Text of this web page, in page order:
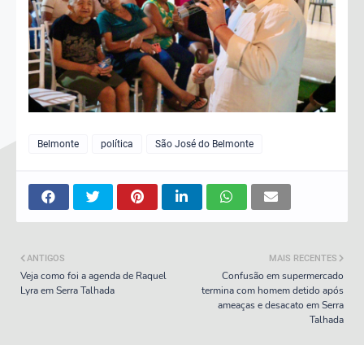
Belmonte política São José do Belmonte
MAIS RECENTES
Confusão em supermercado
termina com homem detido após
ameaças e desacato em Serra
Talhada
ANTIGOS
Veja como foi a agenda de Raquel
Lyra em Serra Talhada